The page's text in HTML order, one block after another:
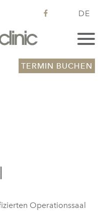
TERMIN BUCHEN
DE
Operationssaal